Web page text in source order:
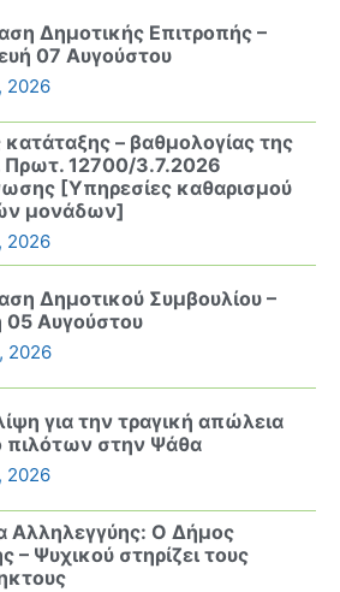
Δημοτικής Επιτροπής –
07 Αυγούστου
2026
κατάταξης – βαθμολογίας της
Πρωτ. 12700/3.7.2026
[Υπηρεσίες καθαρισμού
μονάδων]
2026
Δημοτικού Συμβουλίου –
05 Αυγούστου
2026
για την τραγική απώλεια
πιλότων στην Ψάθα
2026
Αλληλεγγύης: Ο Δήμος
– Ψυχικού στηρίζει τους